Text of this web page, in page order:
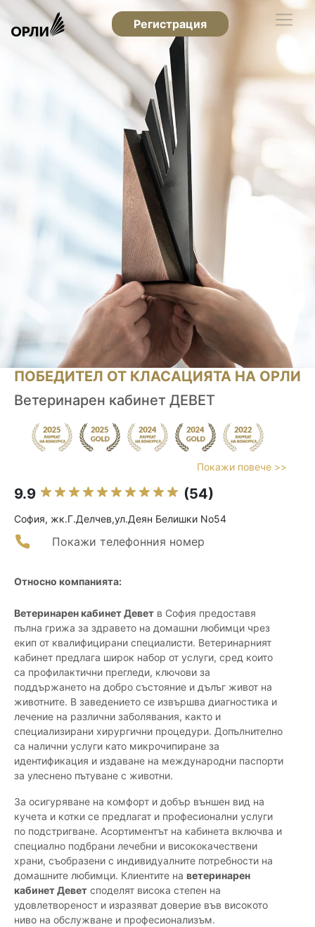
Регистрация
ПОБЕДИТЕЛ ОТ КЛАСАЦИЯТА НА ОРЛИ
Ветеринарен кабинет ДЕВЕТ
Покажи повече >>
9.9 (54)
София, жк.Г.Делчев,ул.Деян Белишки No54
Покажи телефонния номер
Относно компанията:
Ветеринарен кабинет Девет в София предоставя
пълна грижа за здравето на домашни любимци чрез
екип от квалифицирани специалисти. Ветеринарният
кабинет предлага широк набор от услуги, сред които
са профилактични прегледи, ключови за
поддържането на добро състояние и дълъг живот на
животните. В заведението се извършва диагностика и
лечение на различни заболявания, както и
специализирани хирургични процедури. Допълнително
са налични услуги като микрочипиране за
идентификация и издаване на международни паспорти
за улеснено пътуване с животни.
За осигуряване на комфорт и добър външен вид на
кучета и котки се предлагат и професионални услуги
по подстригване. Асортиментът на кабинета включва и
специално подбрани лечебни и висококачествени
храни, съобразени с индивидуалните потребности на
домашните любимци. Клиентите на ветеринарен
кабинет Девет споделят висока степен на
удовлетвореност и изразяват доверие във високото
ниво на обслужване и професионализъм.